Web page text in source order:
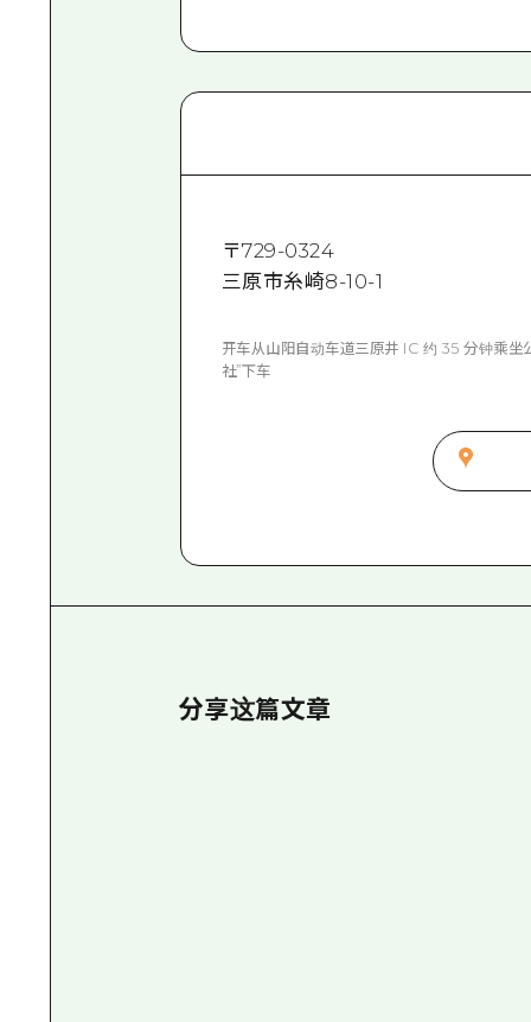
〒729-0324
三原市糸崎8-10-1
开车从山阳自动车道三原井 IC 约 35 分钟乘
社”下车
分享这篇文章